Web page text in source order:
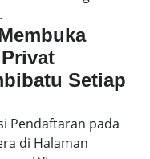
Setiap
Pendaftaran pada
di Halaman